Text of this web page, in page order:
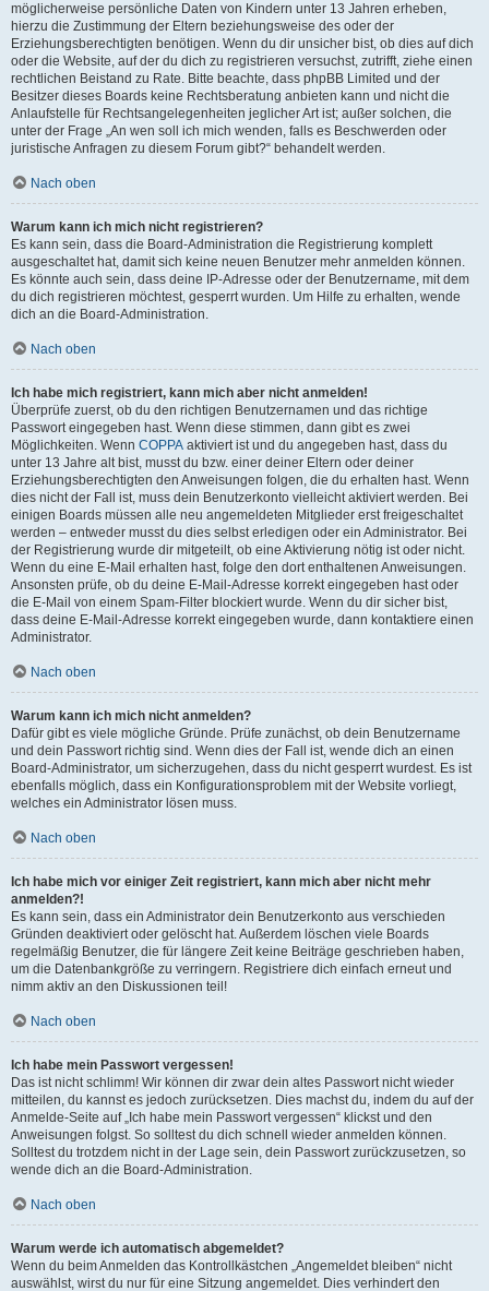
möglicherweise persönliche Daten von Kindern unter 13 Jahren erheben,
hierzu die Zustimmung der Eltern beziehungsweise des oder der
Erziehungsberechtigten benötigen. Wenn du dir unsicher bist, ob dies auf dich
oder die Website, auf der du dich zu registrieren versuchst, zutrifft, ziehe einen
rechtlichen Beistand zu Rate. Bitte beachte, dass phpBB Limited und der
Besitzer dieses Boards keine Rechtsberatung anbieten kann und nicht die
Anlaufstelle für Rechtsangelegenheiten jeglicher Art ist; außer solchen, die
unter der Frage „An wen soll ich mich wenden, falls es Beschwerden oder
juristische Anfragen zu diesem Forum gibt?“ behandelt werden.
Nach oben
Warum kann ich mich nicht registrieren?
Es kann sein, dass die Board-Administration die Registrierung komplett
ausgeschaltet hat, damit sich keine neuen Benutzer mehr anmelden können.
Es könnte auch sein, dass deine IP-Adresse oder der Benutzername, mit dem
du dich registrieren möchtest, gesperrt wurden. Um Hilfe zu erhalten, wende
dich an die Board-Administration.
Nach oben
Ich habe mich registriert, kann mich aber nicht anmelden!
Überprüfe zuerst, ob du den richtigen Benutzernamen und das richtige
Passwort eingegeben hast. Wenn diese stimmen, dann gibt es zwei
Möglichkeiten. Wenn COPPA aktiviert ist und du angegeben hast, dass du
unter 13 Jahre alt bist, musst du bzw. einer deiner Eltern oder deiner
Erziehungsberechtigten den Anweisungen folgen, die du erhalten hast. Wenn
dies nicht der Fall ist, muss dein Benutzerkonto vielleicht aktiviert werden. Bei
einigen Boards müssen alle neu angemeldeten Mitglieder erst freigeschaltet
werden – entweder musst du dies selbst erledigen oder ein Administrator. Bei
der Registrierung wurde dir mitgeteilt, ob eine Aktivierung nötig ist oder nicht.
Wenn du eine E-Mail erhalten hast, folge den dort enthaltenen Anweisungen.
Ansonsten prüfe, ob du deine E-Mail-Adresse korrekt eingegeben hast oder
die E-Mail von einem Spam-Filter blockiert wurde. Wenn du dir sicher bist,
dass deine E-Mail-Adresse korrekt eingegeben wurde, dann kontaktiere einen
Administrator.
Nach oben
Warum kann ich mich nicht anmelden?
Dafür gibt es viele mögliche Gründe. Prüfe zunächst, ob dein Benutzername
und dein Passwort richtig sind. Wenn dies der Fall ist, wende dich an einen
Board-Administrator, um sicherzugehen, dass du nicht gesperrt wurdest. Es ist
ebenfalls möglich, dass ein Konfigurationsproblem mit der Website vorliegt,
welches ein Administrator lösen muss.
Nach oben
Ich habe mich vor einiger Zeit registriert, kann mich aber nicht mehr
anmelden?!
Es kann sein, dass ein Administrator dein Benutzerkonto aus verschieden
Gründen deaktiviert oder gelöscht hat. Außerdem löschen viele Boards
regelmäßig Benutzer, die für längere Zeit keine Beiträge geschrieben haben,
um die Datenbankgröße zu verringern. Registriere dich einfach erneut und
nimm aktiv an den Diskussionen teil!
Nach oben
Ich habe mein Passwort vergessen!
Das ist nicht schlimm! Wir können dir zwar dein altes Passwort nicht wieder
mitteilen, du kannst es jedoch zurücksetzen. Dies machst du, indem du auf der
Anmelde-Seite auf „Ich habe mein Passwort vergessen“ klickst und den
Anweisungen folgst. So solltest du dich schnell wieder anmelden können.
Solltest du trotzdem nicht in der Lage sein, dein Passwort zurückzusetzen, so
wende dich an die Board-Administration.
Nach oben
Warum werde ich automatisch abgemeldet?
Wenn du beim Anmelden das Kontrollkästchen „Angemeldet bleiben“ nicht
auswählst, wirst du nur für eine Sitzung angemeldet. Dies verhindert den